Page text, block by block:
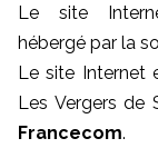
Le site
hébergé par la
Le site Internet
Les Vergers de
Francecom.